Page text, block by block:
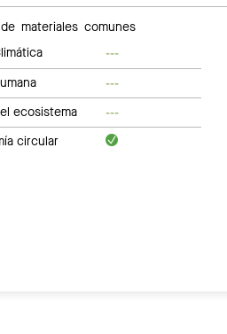
materiales comunes
---
---
ecosistema
---
circular